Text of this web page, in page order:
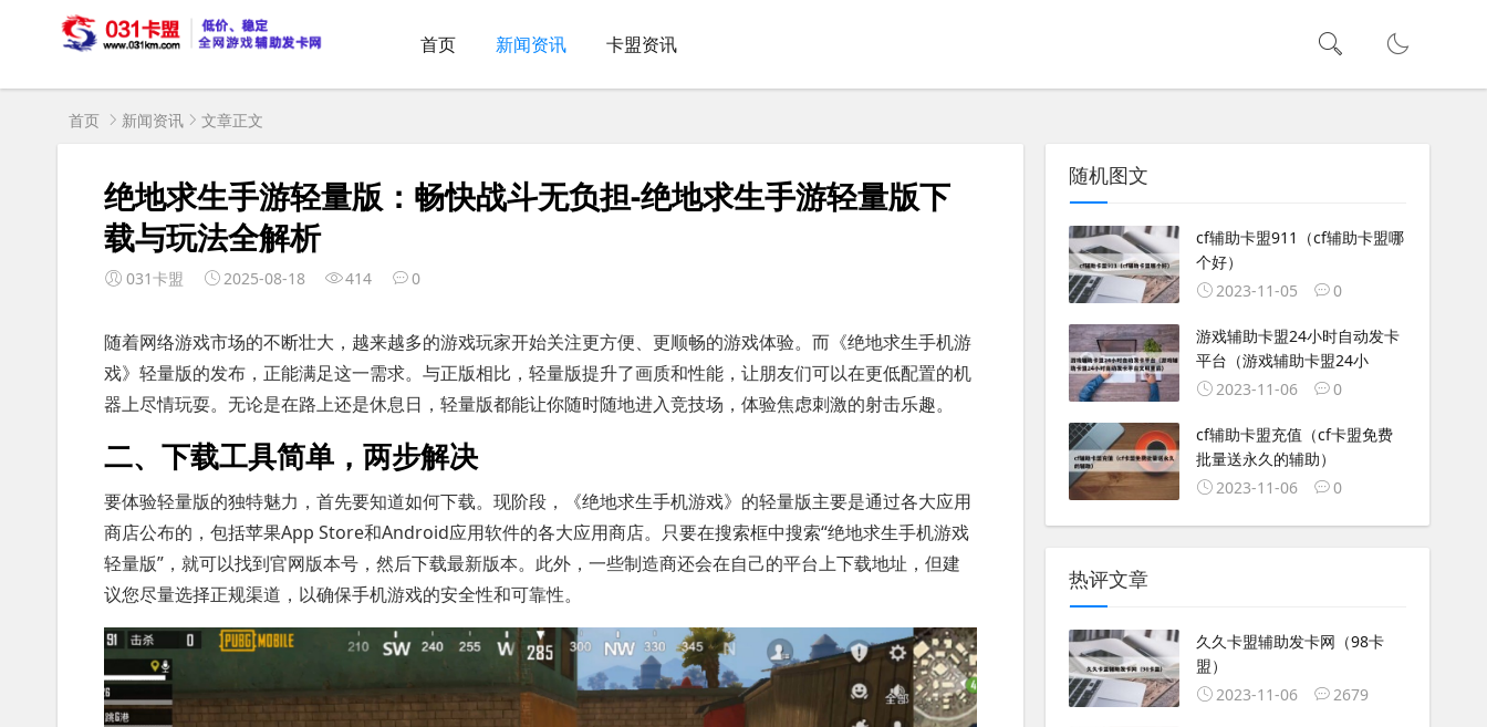
首页 新闻资讯 卡盟资讯
首页 新闻资讯 文章正文
绝地求生手游轻量版：畅快战斗无负担-绝地求生手游轻量版下
载与玩法全解析
031卡盟 2025-08-18 414 0
随着网络游戏市场的不断壮大，越来越多的游戏玩家开始关注更方便、更顺畅的游戏体验。而《绝地求生手机游
戏》轻量版的发布，正能满足这一需求。与正版相比，轻量版提升了画质和性能，让朋友们可以在更低配置的机
器上尽情玩耍。无论是在路上还是休息日，轻量版都能让你随时随地进入竞技场，体验焦虑刺激的射击乐趣。
二、下载工具简单，两步解决
要体验轻量版的独特魅力，首先要知道如何下载。现阶段，《绝地求生手机游戏》的轻量版主要是通过各大应用
商店公布的，包括苹果App Store和Android应用软件的各大应用商店。只要在搜索框中搜索“绝地求生手机游戏
轻量版”，就可以找到官网版本号，然后下载最新版本。此外，一些制造商还会在自己的平台上下载地址，但建
议您尽量选择正规渠道，以确保手机游戏的安全性和可靠性。
随机图文
cf辅助卡盟911（cf辅助卡盟哪
个好）
2023-11-05
0
游戏辅助卡盟24小时自动发卡
平台（游戏辅助卡盟24小
2023-11-06
0
cf辅助卡盟充值（cf卡盟免费
批量送永久的辅助）
2023-11-06
0
热评文章
久久卡盟辅助发卡网（98卡
盟）
2023-11-06
2679